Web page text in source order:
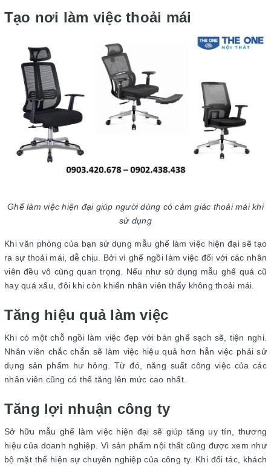
Tạo nơi làm việc thoải mái
Ghế làm việc hiện đại giúp người dùng có cảm giác thoải mái khi
sử dụng
Khi văn phòng của bạn sử dụng mẫu ghế làm việc hiện đại sẽ tạo
ra sự thoải mái, dễ chịu. Bởi vì ghế ngồi làm việc đối với các nhân
viên đều vô cùng quan trọng. Nếu như sử dụng mẫu ghế quá cũ
hay quá xấu, đôi khi còn khiến nhân viên thấy không thoải mái.
Tăng hiệu quả làm việc
Khi có một chỗ ngồi làm việc đẹp với bàn ghế sạch sẽ, tiện nghi.
Nhân viên chắc chắn sẽ làm việc hiệu quả hơn hẳn việc phải sử
dụng sản phẩm hư hỏng. Từ đó, năng suất công việc của các
nhân viên cũng có thể tăng lên mức cao nhất.
Tăng lợi nhuận công ty
Sở hữu mẫu ghế làm việc hiện đại sẽ giúp tăng uy tín, thương
hiệu của doanh nghiệp. Vì sản phẩm nội thất cũng được xem như
bộ mặt thể hiện sự chuyên nghiệp của công ty. Khi đối tác, khách